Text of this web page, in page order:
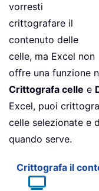
vorresti
crittografare il
contenuto delle
celle, ma Excel non
offre una funzione
Crittografa celle e
Excel, puoi
celle selezionate e
quando serve.
Crittografa il